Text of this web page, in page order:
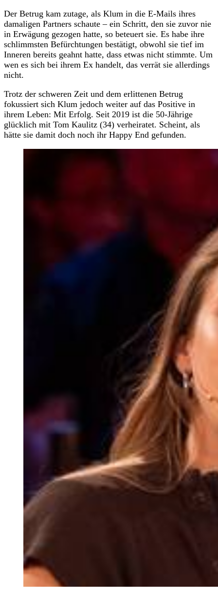
Der Betrug kam zutage, als Klum in die E-Mails ihres
damaligen Partners schaute – ein Schritt, den sie zuvor nie
in Erwägung gezogen hatte, so beteuert sie. Es habe ihre
schlimmsten Befürchtungen bestätigt, obwohl sie tief im
Inneren bereits geahnt hatte, dass etwas nicht stimmte. Um
wen es sich bei ihrem Ex handelt, das verrät sie allerdings
nicht.
Trotz der schweren Zeit und dem erlittenen Betrug
fokussiert sich Klum jedoch weiter auf das Positive in
ihrem Leben: Mit Erfolg. Seit 2019 ist die 50-Jährige
glücklich mit Tom Kaulitz (34) verheiratet. Scheint, als
hätte sie damit doch noch ihr Happy End gefunden.